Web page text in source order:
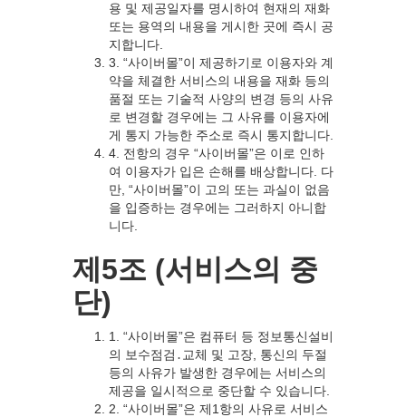
용 및 제공일자를 명시하여 현재의 재화
또는 용역의 내용을 게시한 곳에 즉시 공
지합니다.
3. “사이버몰”이 제공하기로 이용자와 계
약을 체결한 서비스의 내용을 재화 등의
품절 또는 기술적 사양의 변경 등의 사유
로 변경할 경우에는 그 사유를 이용자에
게 통지 가능한 주소로 즉시 통지합니다.
4. 전항의 경우 “사이버몰”은 이로 인하
여 이용자가 입은 손해를 배상합니다. 다
만, “사이버몰”이 고의 또는 과실이 없음
을 입증하는 경우에는 그러하지 아니합
니다.
제5조 (서비스의 중
단)
1. “사이버몰”은 컴퓨터 등 정보통신설비
의 보수점검․교체 및 고장, 통신의 두절
등의 사유가 발생한 경우에는 서비스의
제공을 일시적으로 중단할 수 있습니다.
2. “사이버몰”은 제1항의 사유로 서비스